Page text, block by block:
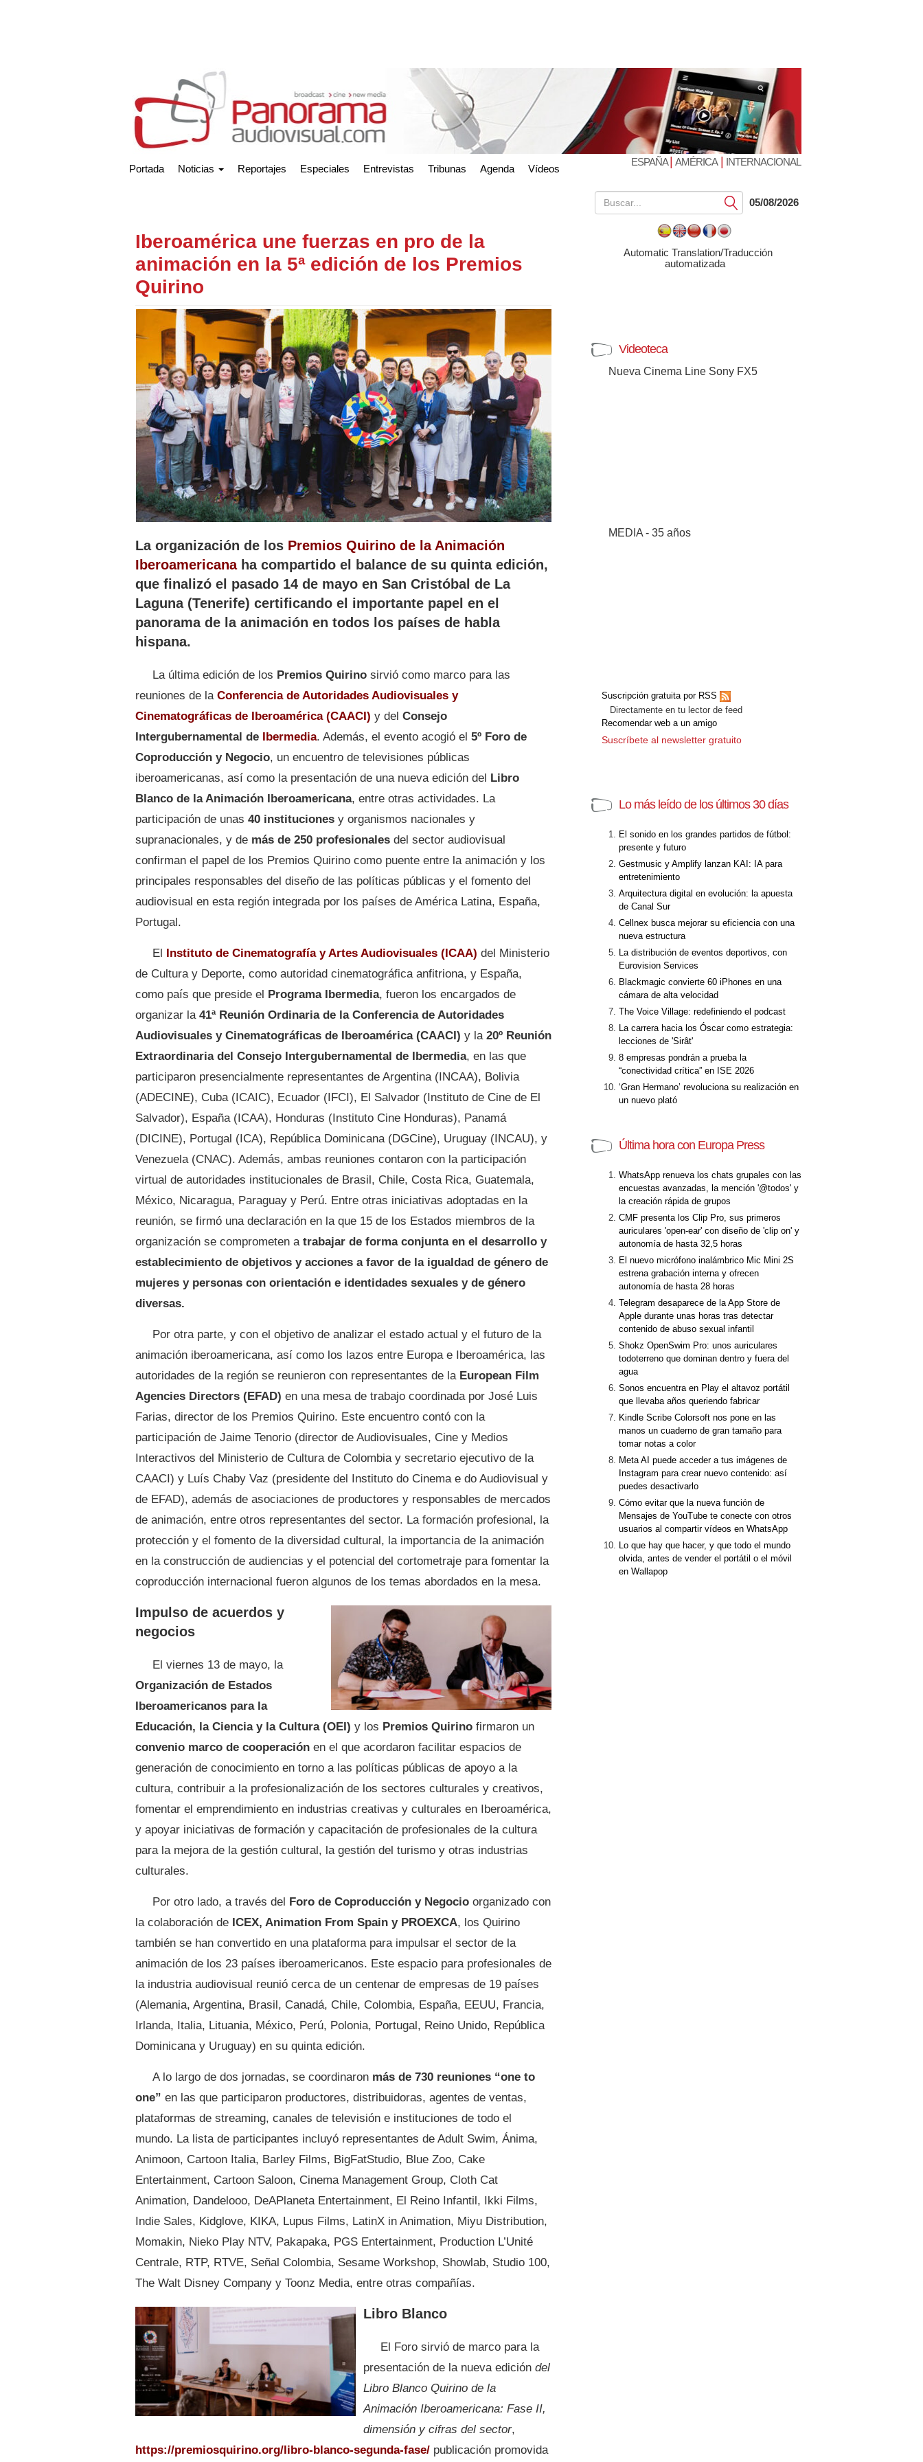
Portada Noticias Reportajes Especiales Entrevistas Tribunas Agenda Vídeos
ESPAÑA| AMÉRICA| INTERNACIONAL
Iberoamérica une fuerzas en pro de la
animación en la 5ª edición de los Premios
Quirino
La organización de los Premios Quirino de la Animación
Iberoamericanaha compartido el balance de su quinta edición,
que finalizó el pasado 14 de mayo en San Cristóbal de La
Laguna (Tenerife) certificando el importante papel en el
panorama de la animación en todos los países de habla
hispana.
La última edición de los Premios Quirino sirvió como marco para las
reuniones de la Conferencia de Autoridades Audiovisuales y
Cinematográficas de Iberoamérica (CAACI) y del Consejo
Intergubernamental de Ibermedia. Además, el evento acogió el 5º Foro de
Coproducción y Negocio, un encuentro de televisiones públicas
iberoamericanas, así como la presentación de una nueva edición del Libro
Blanco de la Animación Iberoamericana, entre otras actividades. La
participación de unas 40 instituciones y organismos nacionales y
supranacionales, y de más de 250 profesionales del sector audiovisual
confirman el papel de los Premios Quirino como puente entre la animación y los
principales responsables del diseño de las políticas públicas y el fomento del
audiovisual en esta región integrada por los países de América Latina, España,
Portugal.
El Instituto de Cinematografía y Artes Audiovisuales (ICAA) del Ministerio
de Cultura y Deporte, como autoridad cinematográfica anfitriona, y España,
como país que preside el Programa Ibermedia, fueron los encargados de
organizar la 41ª Reunión Ordinaria de la Conferencia de Autoridades
Audiovisuales y Cinematográficas de Iberoamérica (CAACI) y la 20º Reunión
Extraordinaria del Consejo Intergubernamental de Ibermedia, en las que
participaron presencialmente representantes de Argentina (INCAA), Bolivia
(ADECINE), Cuba (ICAIC), Ecuador (IFCI), El Salvador (Instituto de Cine de El
Salvador), España (ICAA), Honduras (Instituto Cine Honduras), Panamá
(DICINE), Portugal (ICA), República Dominicana (DGCine), Uruguay (INCAU), y
Venezuela (CNAC). Además, ambas reuniones contaron con la participación
virtual de autoridades institucionales de Brasil, Chile, Costa Rica, Guatemala,
México, Nicaragua, Paraguay y Perú. Entre otras iniciativas adoptadas en la
reunión, se firmó una declaración en la que 15 de los Estados miembros de la
organización se comprometen a trabajar de forma conjunta en el desarrollo y
establecimiento de objetivos y acciones a favor de la igualdad de género de
mujeres y personas con orientación e identidades sexuales y de género
diversas.
Por otra parte, y con el objetivo de analizar el estado actual y el futuro de la
animación iberoamericana, así como los lazos entre Europa e Iberoamérica, las
autoridades de la región se reunieron con representantes de la European Film
Agencies Directors (EFAD) en una mesa de trabajo coordinada por José Luis
Farias, director de los Premios Quirino. Este encuentro contó con la
participación de Jaime Tenorio (director de Audiovisuales, Cine y Medios
Interactivos del Ministerio de Cultura de Colombia y secretario ejecutivo de la
CAACI) y Luís Chaby Vaz (presidente del Instituto do Cinema e do Audiovisual y
de EFAD), además de asociaciones de productores y responsables de mercados
de animación, entre otros representantes del sector. La formación profesional, la
protección y el fomento de la diversidad cultural, la importancia de la animación
en la construcción de audiencias y el potencial del cortometraje para fomentar la
coproducción internacional fueron algunos de los temas abordados en la mesa.
Impulso de acuerdos y
negocios
El viernes 13 de mayo, la
Organización de Estados
Iberoamericanos para la
Educación, la Ciencia y la Cultura (OEI) y los Premios Quirino firmaron un
convenio marco de cooperación en el que acordaron facilitar espacios de
generación de conocimiento en torno a las políticas públicas de apoyo a la
cultura, contribuir a la profesionalización de los sectores culturales y creativos,
fomentar el emprendimiento en industrias creativas y culturales en Iberoamérica,
y apoyar iniciativas de formación y capacitación de profesionales de la cultura
para la mejora de la gestión cultural, la gestión del turismo y otras industrias
culturales.
Por otro lado, a través del Foro de Coproducción y Negocio organizado con
la colaboración de ICEX, Animation From Spain y PROEXCA, los Quirino
también se han convertido en una plataforma para impulsar el sector de la
animación de los 23 países iberoamericanos. Este espacio para profesionales de
la industria audiovisual reunió cerca de un centenar de empresas de 19 países
(Alemania, Argentina, Brasil, Canadá, Chile, Colombia, España, EEUU, Francia,
Irlanda, Italia, Lituania, México, Perú, Polonia, Portugal, Reino Unido, República
Dominicana y Uruguay) en su quinta edición.
A lo largo de dos jornadas, se coordinaron más de 730 reuniones “one to
one” en las que participaron productores, distribuidoras, agentes de ventas,
plataformas de streaming, canales de televisión e instituciones de todo el
mundo. La lista de participantes incluyó representantes de Adult Swim, Ánima,
Animoon, Cartoon Italia, Barley Films, BigFatStudio, Blue Zoo, Cake
Entertainment, Cartoon Saloon, Cinema Management Group, Cloth Cat
Animation, Dandelooo, DeAPlaneta Entertainment, El Reino Infantil, Ikki Films,
Indie Sales, Kidglove, KIKA, Lupus Films, LatinX in Animation, Miyu Distribution,
Momakin, Nieko Play NTV, Pakapaka, PGS Entertainment, Production L’Unité
Centrale, RTP, RTVE, Señal Colombia, Sesame Workshop, Showlab, Studio 100,
The Walt Disney Company y Toonz Media, entre otras compañías.
Libro Blanco
El Foro sirvió de marco para la
presentación de la nueva edición del
Libro Blanco Quirino de la
Animación Iberoamericana: Fase II,
dimensión y cifras del sector,
https://premiosquirino.org/libro-blanco-segunda-fase/ publicación promovida
Submit05/08/2026
Automatic Translation/Traducción
automatizada
Videoteca
Nueva Cinema Line Sony FX5
MEDIA - 35 años
Suscripción gratuita por RSS
Directamente en tu lector de feed
Recomendar web a un amigo
Suscríbete al newsletter gratuito
Lo más leído de los últimos 30 días
El sonido en los grandes partidos de fútbol:
presente y futuro
Gestmusic y Amplify lanzan KAI: IA para
entretenimiento
Arquitectura digital en evolución: la apuesta
de Canal Sur
Cellnex busca mejorar su eficiencia con una
nueva estructura
La distribución de eventos deportivos, con
Eurovision Services
Blackmagic convierte 60 iPhones en una
cámara de alta velocidad
The Voice Village: redefiniendo el podcast
La carrera hacia los Óscar como estrategia:
lecciones de 'Sirât'
8 empresas pondrán a prueba la
“conectividad crítica” en ISE 2026
‘Gran Hermano’ revoluciona su realización en
un nuevo plató
Última hora con Europa Press
WhatsApp renueva los chats grupales con las
encuestas avanzadas, la mención '@todos' y
la creación rápida de grupos
CMF presenta los Clip Pro, sus primeros
auriculares 'open-ear' con diseño de 'clip on' y
autonomía de hasta 32,5 horas
El nuevo micrófono inalámbrico Mic Mini 2S
estrena grabación interna y ofrecen
autonomía de hasta 28 horas
Telegram desaparece de la App Store de
Apple durante unas horas tras detectar
contenido de abuso sexual infantil
Shokz OpenSwim Pro: unos auriculares
todoterreno que dominan dentro y fuera del
agua
Sonos encuentra en Play el altavoz portátil
que llevaba años queriendo fabricar
Kindle Scribe Colorsoft nos pone en las
manos un cuaderno de gran tamaño para
tomar notas a color
Meta AI puede acceder a tus imágenes de
Instagram para crear nuevo contenido: así
puedes desactivarlo
Cómo evitar que la nueva función de
Mensajes de YouTube te conecte con otros
usuarios al compartir vídeos en WhatsApp
Lo que hay que hacer, y que todo el mundo
olvida, antes de vender el portátil o el móvil
en Wallapop